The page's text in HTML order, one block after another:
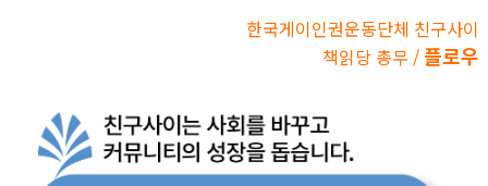
한국게이인권운동단체 친구사이
책읽당 총무 / 플로우